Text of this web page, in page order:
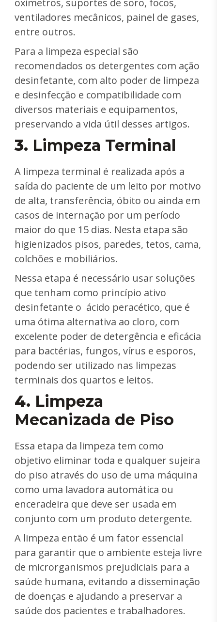
ventiladores mecânicos, painel de gases,
entre outros.
Para a limpeza especial são
recomendados os detergentes com ação
desinfetante, com alto poder de limpeza
e desinfecção e compatibilidade com
diversos materiais e equipamentos,
preservando a vida útil desses artigos.
3. Limpeza Terminal
A limpeza terminal é realizada após a
saída do paciente de um leito por motivo
de alta, transferência, óbito ou ainda em
casos de internação por um período
maior do que 15 dias. Nesta etapa são
higienizados pisos, paredes, tetos, cama,
colchões e mobiliários.
Nessa etapa é necessário usar soluções
que tenham como princípio ativo
desinfetante o ácido peracético, que é
uma ótima alternativa ao cloro, com
excelente poder de detergência e eficácia
para bactérias, fungos, vírus e esporos,
podendo ser utilizado nas limpezas
terminais dos quartos e leitos.
4. Limpeza
Mecanizada de Piso
Essa etapa da limpeza tem como
objetivo eliminar toda e qualquer sujeira
do piso através do uso de uma máquina
como uma lavadora automática ou
enceradeira que deve ser usada em
conjunto com um produto detergente.
A limpeza então é um fator essencial
para garantir que o ambiente esteja livre
de microrganismos prejudiciais para a
saúde humana, evitando a disseminação
de doenças e ajudando a preservar a
saúde dos pacientes e trabalhadores.